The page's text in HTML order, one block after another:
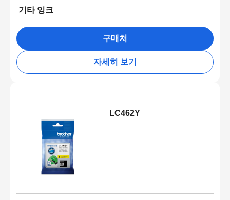
기타 잉크
구매처
자세히 보기
LC462Y